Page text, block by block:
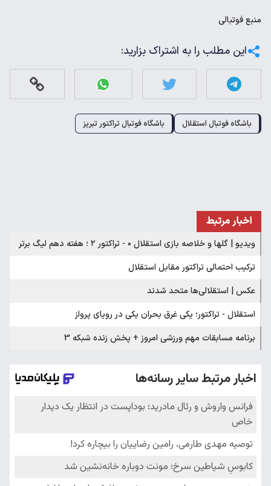
منبعفوتبالی
این مطلب را به اشتراک بزارید:
باشگاه فوتبال استقلال باشگاه فوتبال تراکتور تبریز
اخبار مرتبط
ویدیو | گلها و خلاصه بازی استقلال ۰ - تراکتور ۲ ؛ هفته دهم لیگ برتر
ترکیب احتمالی تراکتور مقابل استقلال
عکس | استقلالی‌ها متحد شدند
استقلال - تراکتور؛ یکی غرق بحران یکی در رویای پرواز
برنامه مسابقات مهم ورزشی امروز + پخش زنده شبکه 3